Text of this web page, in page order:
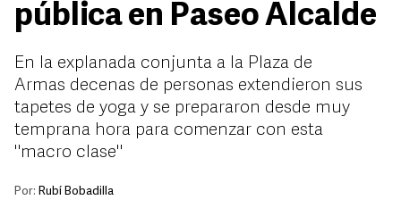
pública en Paseo Alcalde
En la explanada conjunta a la Plaza de
Armas decenas de personas extendieron sus
tapetes de yoga y se prepararon desde muy
temprana hora para comenzar con esta
"macro clase"
Por: Rubí Bobadilla